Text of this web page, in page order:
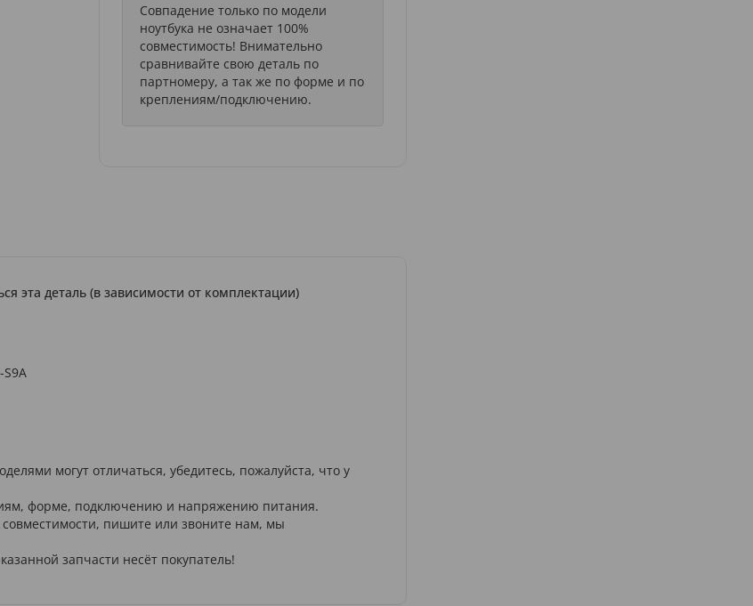
Совпадение только по модели
ноутбука не означает 100%
совместимость! Внимательно
сравнивайте свою деталь по
партномеру, а так же по форме и по
креплениям/подключению.
эта деталь (в зависимости от комплектации)
S9A
могут отличаться, убедитесь, пожалуйста, что у
форме, подключению и напряжению питания.
совместимости, пишите или звоните нам, мы
запчасти несёт покупатель!